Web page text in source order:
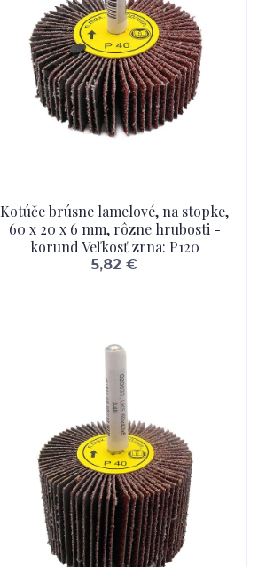
Kotúče brúsne lamelové, na stopke,
60 x 20 x 6 mm, rôzne hrubosti -
korund Veľkosť zrna: P120
5,82 €